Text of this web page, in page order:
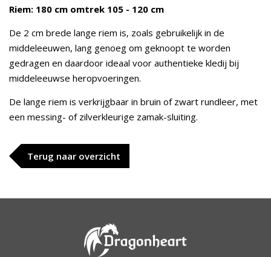
Riem: 180 cm omtrek 105 - 120 cm
De 2 cm brede lange riem is, zoals gebruikelijk in de
middeleeuwen, lang genoeg om geknoopt te worden
gedragen en daardoor ideaal voor authentieke kledij bij
middeleeuwse heropvoeringen.
De lange riem is verkrijgbaar in bruin of zwart rundleer, met
een messing- of zilverkleurige zamak-sluiting.
Terug naar overzicht